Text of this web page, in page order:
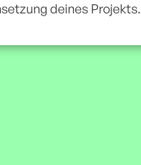
deines Projekts.